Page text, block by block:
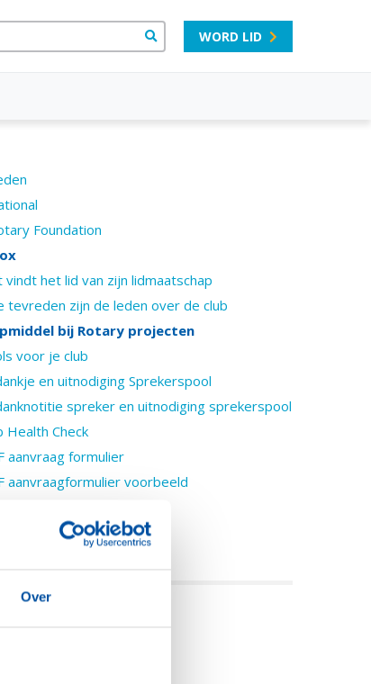
Over
WORD LID
Foundation
vindt het lid van zijn lidmaatschap
tevreden zijn de leden over de club
bij Rotary projecten
voor je club
en uitnodiging Sprekerspool
spreker en uitnodiging sprekerspool
Health Check
aanvraag formulier
aanvraagformulier voorbeeld
D1600
pagina: